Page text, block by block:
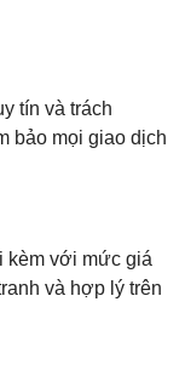
tín và trách
bảo mọi giao dịch
kèm với mức giá
và hợp lý trên